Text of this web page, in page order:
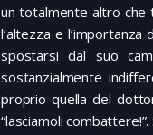
un totalmente altro che
l’altezza e
spostarsi dal suo
sostanzialmente
proprio quella del
“lasciamoli